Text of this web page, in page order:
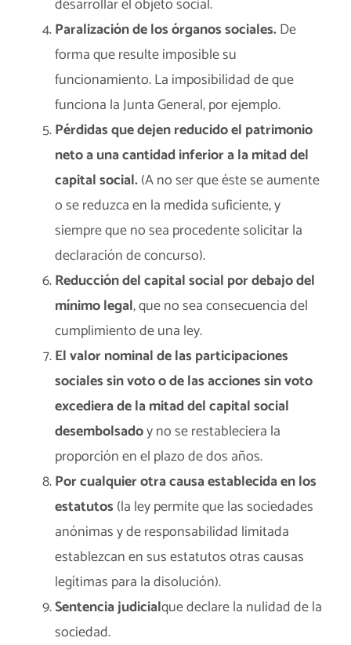
Paralización de los órganos sociales. De
forma que resulte imposible su
funcionamiento. La imposibilidad de que
funciona la Junta General, por ejemplo.
Pérdidas que dejen reducido el patrimonio
neto a una cantidad inferior a la mitad del
capital social. (A no ser que éste se aumente
o se reduzca en la medida suficiente, y
siempre que no sea procedente solicitar la
declaración de concurso).
Reducción del capital social por debajo del
mínimo legal, que no sea consecuencia del
cumplimiento de una ley.
El valor nominal de las participaciones
sociales sin voto o de las acciones sin voto
excediera de la mitad del capital social
desembolsadoy no se restableciera la
proporción en el plazo de dos años.
Por cualquier otra causa establecida en los
estatutos (la ley permite que las sociedades
anónimas y de responsabilidad limitada
establezcan en sus estatutos otras causas
legítimas para la disolución).
Sentencia judicialque declare la nulidad de la
sociedad.